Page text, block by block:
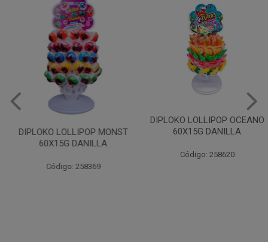
DIPLOKO LOLLIPOP MONST
60X15G DANILLA
Código: 258369
DIPLOKO LOLLIPOP OCEANO
60X15G DANILLA
Código: 258620